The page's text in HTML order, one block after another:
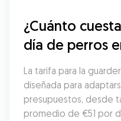
¿Cuánto
día de perros
La tarifa para la
diseñada para
presupuestos, desde
promedio de €51 por